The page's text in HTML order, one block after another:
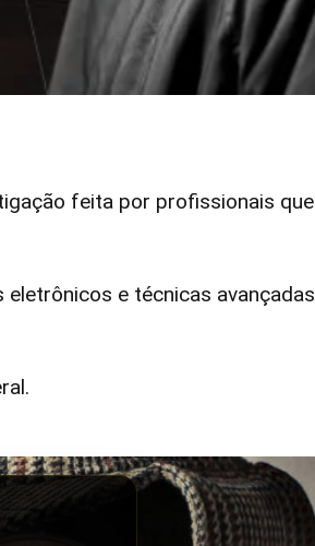
feita por profissionais que
e técnicas avançadas